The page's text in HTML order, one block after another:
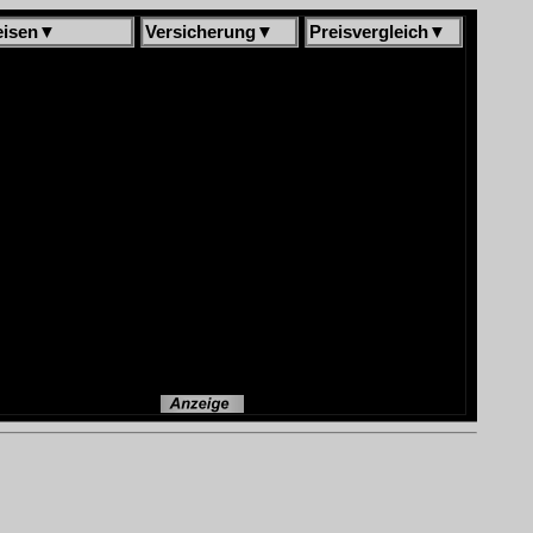
▼ Versicherung▼ Preisvergleich▼